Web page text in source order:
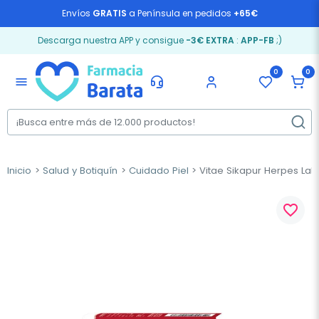
Envíos GRATIS a Península en pedidos +65€
Descarga nuestra APP y consigue -3€ EXTRA: APP-FB ;)
menu
0 0
Inicio Salud y Botiquín Cuidado Piel Vitae Sikapur Herpes
favorite_border